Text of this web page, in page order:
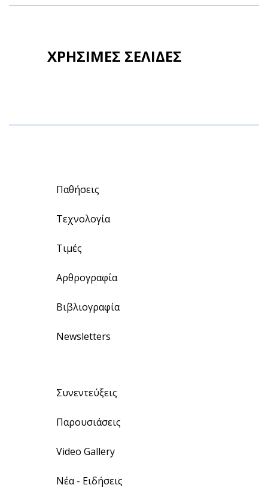
ΧΡΗΣΙΜΕΣ ΣΕΛΙΔΕΣ
Παθήσεις
Τεχνολογία
Τιμές
Αρθρογραφία
Βιβλιογραφία
Newsletters
Συνεντεύξεις
Παρουσιάσεις
Video Gallery
Νέα - Ειδήσεις